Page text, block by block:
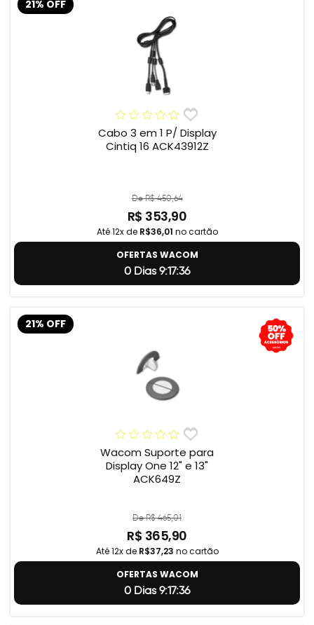
21% OFF
Cabo 3 em 1 P/ Display
Cintiq 16 ACK43912Z
De R$ 450,64
R$ 353,90
Até 12x de R$36,01 no cartão
OFERTAS WACOM
0 Dias 9:17:35
21% OFF
Wacom Suporte para
Display One 12" e 13"
ACK649Z
De R$ 465,01
R$ 365,90
Até 12x de R$37,23 no cartão
OFERTAS WACOM
0 Dias 9:17:35